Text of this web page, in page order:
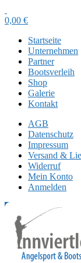
0,00 €
Startseite
Unternehmen
Partner
Bootsverleih
Shop
Galerie
Kontakt
AGB
Datenschutz
Impressum
Versand &
Widerruf
Mein Konto
Anmelden